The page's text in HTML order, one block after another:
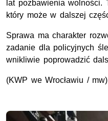
lat pozbawienia
który może w dalszej
Sprawa ma charakter
zadanie dla policyjnych
wnikliwie poprowadzić
(KWP we Wrocławiu / mw)